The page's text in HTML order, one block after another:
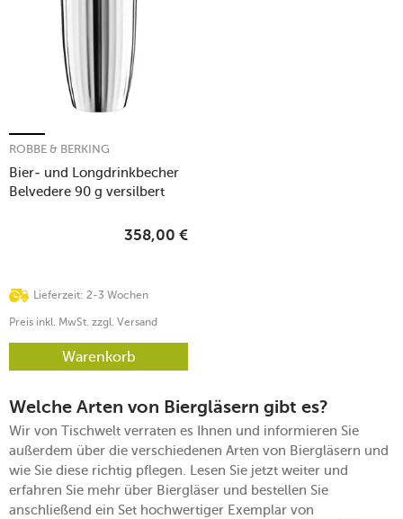
Bier- und Longdrinkbecher
Belvedere 90 g versilbert
ROBBE & BERKING
Lieferzeit: 2-3 Wochen
358,00 €
Preis inkl. MwSt. zzgl. Versand
Warenkorb
Welche Arten von Biergläsern gibt es?
Wir von Tischwelt verraten es Ihnen und informieren Sie
außerdem über die verschiedenen Arten von Biergläsern und
wie Sie diese richtig pflegen. Lesen Sie jetzt weiter und
erfahren Sie mehr über Biergläser und bestellen Sie
anschließend ein Set hochwertiger Exemplar von